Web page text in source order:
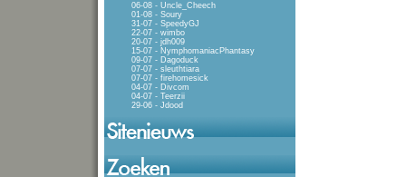
06-08 - Uncle_Cheech
01-08 - Soury
31-07 - SpeedyGJ
22-07 - wimbo
20-07 - jdh009
15-07 - NymphomaniacPhantasy
09-07 - Dagoduck
07-07 - sleuthtiara
07-07 - firehomesick
04-07 - Divcom
04-07 - Teerzii
29-06 - Jdood